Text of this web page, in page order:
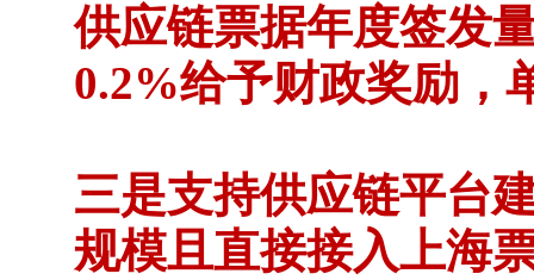
供应链票据年度签发
0.2%给予财政奖励，
三是支持供应链平台
规模且直接接入上海